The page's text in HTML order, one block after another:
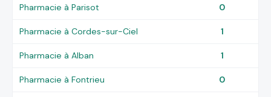
Pharmacie à Parisot 0
Pharmacie à Cordes-sur-Ciel 1
Pharmacie à Alban 1
Pharmacie à Fontrieu 0